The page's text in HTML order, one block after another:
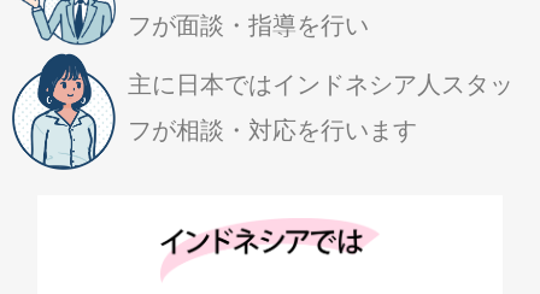
フが面談・指導を行い
主に日本ではインドネシア人スタッ
フが相談・対応を行います